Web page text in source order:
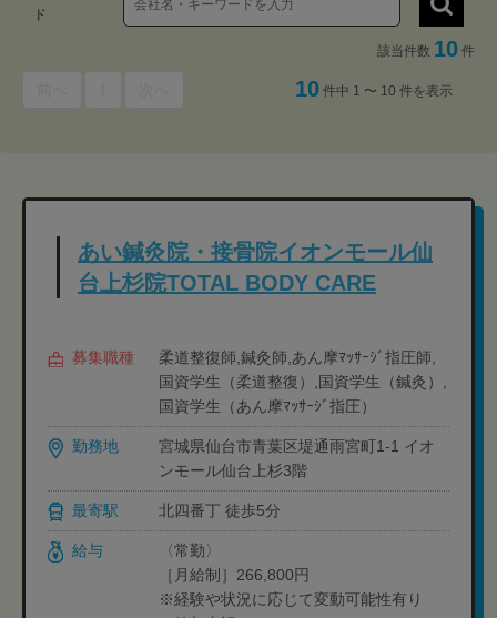
ド
該当件数 10 件
10 件中 1 〜 10 件を表示
あい鍼灸院・接骨院イオンモール仙
台上杉院TOTAL BODY CARE
募集職種
柔道整復師,鍼灸師,あん摩ﾏｯｻｰｼﾞ指圧師,
国資学生（柔道整復）,国資学生（鍼灸）,
国資学生（あん摩ﾏｯｻｰｼﾞ指圧）
勤務地
宮城県仙台市青葉区堤通雨宮町1-1 イオ
ンモール仙台上杉3階
最寄駅 北四番丁 徒歩5分
給与
〈常勤〉
［月給制］266,800円
※経験や状況に応じて変動可能性有り